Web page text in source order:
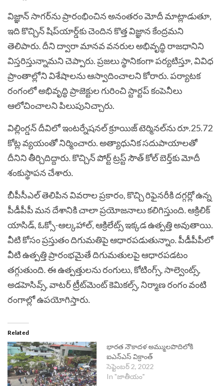
విజ్ఞాన్ సాగర్‌‌ను ప్రారంభించిన అనంతరం మోదీ మాట్లాడుతూ,
ఇది కొచ్చిన్ షిప్‌యార్డ్‌కు చెందిన కొత్త విజ్ఞాన కేంద్రమని
తెలిపారు. దీని ద్వారా మానవ వనరుల అభివృద్ధి రాజధానిని
విస్తరిస్తున్నామని చెప్పారు. ప్రజలు స్థానికంగా పర్యటిస్తూ, వివిధ
ప్రాంతాల్లోని విశేషాలను ఆస్వాదించాలని కోరారు. పర్యాటక
రంగంలో అభివృద్ధి ప్రాజెక్టుల గురించి స్టార్టప్ కంపెనీలు
ఆలోచించాలని పిలుపునిచ్చారు.
విల్లింగ్డన్ దీవిలో ఇంటర్నేషనల్ క్రూయిజ్ టెర్మినల్‌ను రూ.25.72
కోట్ల వ్యయంతో నిర్మించారు. అత్యాధునిక సదుపాయాలతో
దీనిని తీర్చిదిద్దారు. కొచ్చిన్ పోర్ట్ ట్రస్ట్‌ సౌత్ కోల్ బెర్త్‌కు మోదీ
శంకుస్థాపన చేశారు.
బీపీసీఎల్ తెలిపిన వివరాల ప్రకారం, కొచ్చి రిఫైనరీకి దగ్గర్లో ఉన్న
పీడీపీపీ మన దేశానికి చాలా ప్రయోజనాలు కలిగిస్తుంది. ఆక్రిలిక్
యాసిడ్, ఓక్సో-ఆల్కహాల్, ఆక్రిలేట్స్ ఇక్కడ ఉత్పత్తి అవుతాయి.
వీటి కోసం ప్రస్తుతం దిగుమతిపై ఆధారపడుతున్నాం. పీడీపీపీలో
వీటి ఉత్పత్తి ప్రారంభమైతే దిగుమతులపై ఆధారపడటం
తగ్గుతుంది. ఈ ఉత్పత్తులను రంగులు, కోటింగ్స్, సాల్వెంట్స్,
అడహెసివ్స్, వాటర్ ట్రీట్‌మెంట్ కెమికల్స్, నిర్మాణ రంగం వంటి
రంగాల్లో ఉపయోగిస్తారు.
Related
భారత నౌకాదళ అమ్ములపొదిలోకి
ఐఎన్‌ఎస్‌ విక్రాంత్
సెప్టెంబర్ 2, 2022
In "జాతీయం"